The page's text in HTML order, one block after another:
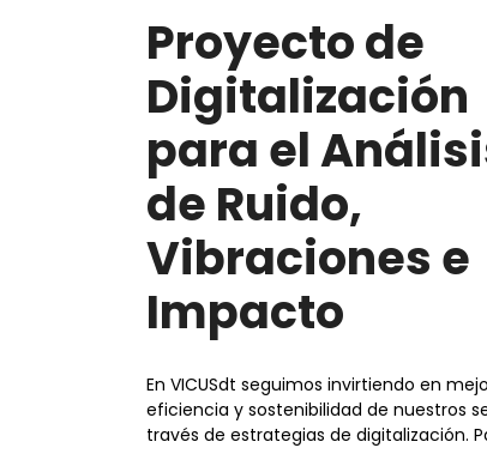
Proyecto de
Digitalización
para el
de Ruido,
Vibraciones e
Impacto
En VICUSdt seguimos invirtiendo en
eficiencia y sostenibilidad de nuestros
través de estrategias de digitalización.